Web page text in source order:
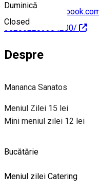
Duminică
Closed
https://
302062283304200/
Despre
Mananca Sanatos
Meniul Zilei 15 lei
Mini meniul zilei 12 lei
Bucătărie
Meniul zilei Catering